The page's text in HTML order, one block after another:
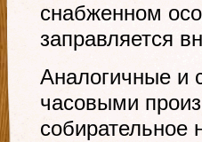
снабженном
заправляется
Аналогичные и
часовыми
собирательное